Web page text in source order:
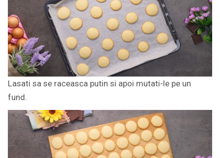
Lasati sa se raceasca putin si apoi mutati-le pe un
fund.